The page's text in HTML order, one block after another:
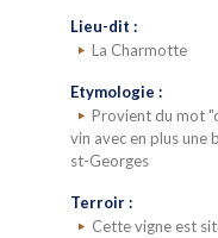
Lieu-dit :
La Charmotte
Etymologie :
Provient du mot
vin avec en plus une
st-Georges
Terroir :
Cette vigne est